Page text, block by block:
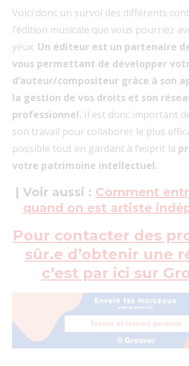
Voici donc un survol des différents
l’édition musicale que vous pourriez
yeux. Un éditeur est un partenaire
vous permettant de développer
d’auteur/compositeur grâce à son
la gestion de vos droits et son
professionnel. Il est donc important
son travail pour collaborer le plus
possible tout en gardant à l’esprit la
votre patrimoine intellectuel.
| Voir aussi : Comment
quand on est artiste
Pour contacter des
sûr.e d’obtenir une
c’est par ici sur